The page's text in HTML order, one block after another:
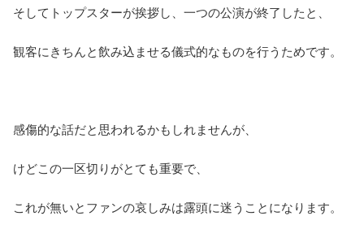
そしてトップスターが挨拶し、一つの公演が終了したと、
観客にきちんと飲み込ませる儀式的なものを行うためです。
感傷的な話だと思われるかもしれませんが、
けどこの一区切りがとても重要で、
これが無いとファンの哀しみは露頭に迷うことになります。